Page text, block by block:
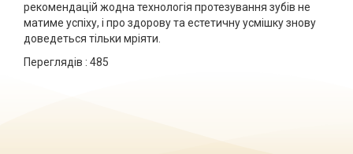
рекомендацій жодна технологія протезування зубів не
матиме успіху, і про здорову та естетичну усмішку знову
доведеться тільки мріяти.
Переглядів : 485